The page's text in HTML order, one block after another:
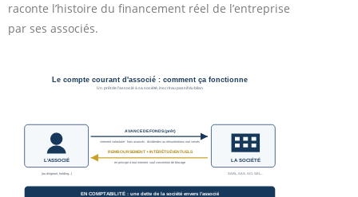
raconte l’histoire du financement réel de l’entreprise
par ses associés.